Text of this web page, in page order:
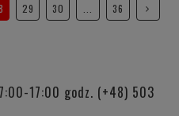
29 30 36
17:00 godz. (+48) 503